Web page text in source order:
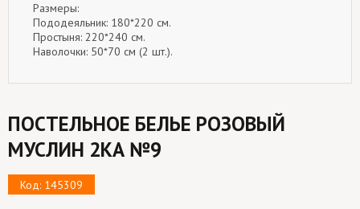
Размеры:
Пододеяльник: 180*220 см.
Простыня: 220*240 см.
Наволочки: 50*70 см (2 шт.).
ПОСТЕЛЬНОЕ БЕЛЬЕ РОЗОВЫЙ
МУСЛИН 2КА №9
Код: 145309